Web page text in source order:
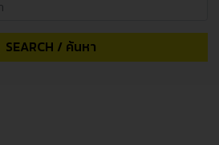
SEARCH / ค้นหา